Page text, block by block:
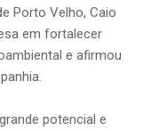
Porto Velho, Caio
em fortalecer
e afirmou
potencial e